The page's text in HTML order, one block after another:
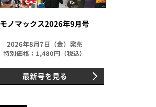
モノマックス2026年9月号
2026年8月7日（金）発売
特別価格：1,480円（税込）
最新号を見る